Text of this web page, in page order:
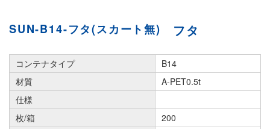
SUN-B14-フタ(スカート無) フタ
コンテナタイプ
B14
材質
A-PET0.5t
仕様
枚/箱
200